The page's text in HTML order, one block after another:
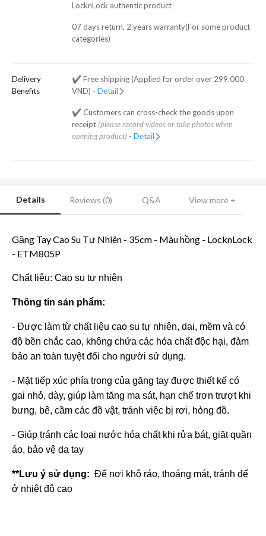
LocknLock authentic product
07 days return, 2 years warranty(For some product
categories)
Delivery
Benefits
✔️ Free shipping (Applied for order over 299.000
VND) - Detail
✔️ Customers can cross-check the goods upon
receipt (please record videos or take photos when
opening product) - Detail
Details Reviews (0) Q&A View more +
Găng Tay Cao Su Tự Nhiên - 35cm - Màu hồng - LocknLock
- ETM805P
Chất liệu: Cao su tự nhiên
Thông tin sản phẩm:
- Được làm từ chất liệu cao su tự nhiên, dai, mềm và có
độ bền chắc cao, không chứa các hóa chất độc hại, đảm
bảo an toàn tuyệt đối cho người sử dụng.
- Mặt tiếp xúc phía trong của găng tay được thiết kế có
gai nhỏ, dày, giúp làm tăng ma sát, hạn chế trơn trượt khi
bưng, bê, cầm các đồ vật, tránh việc bị rơi, hỏng đồ.
- Giúp tránh các loại nước hóa chất khi rửa bát, giặt quần
áo, bảo vệ da tay
**Lưu ý sử dụng: Để nơi khô ráo, thoáng mát, tránh để
ở nhiệt độ cao